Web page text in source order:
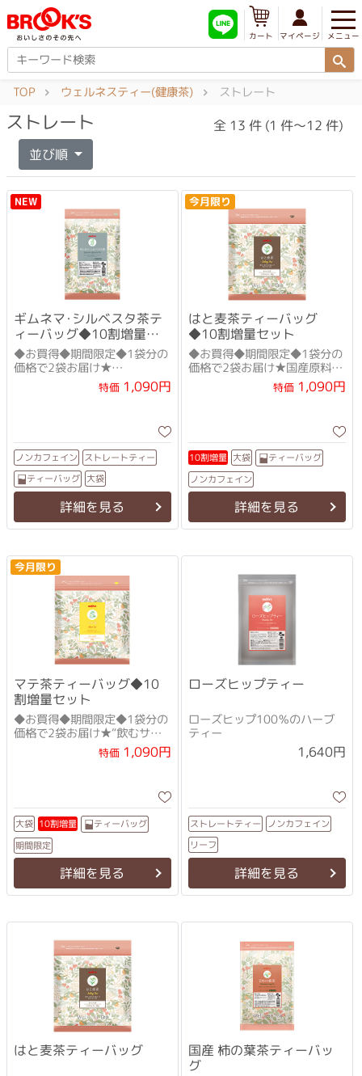
メニュー
マイページ
カート
TOP ウェルネスティー(健康茶) ストレート
ストレート 全 13 件 (1 件～12 件)
並び順
NEW
ギムネマ･シルベスタ茶テ
ィーバッグ◆10割増量セ
ット
◆お買得◆期間限定◆1袋分の
価格で2袋お届け★
「グルマール（糖を壊すも
の）」の異名を持つ古代
特価1,090円
ノンカフェイン ストレートティー
ティーバッグ 大袋
詳細を見る
今月限り
はと麦茶ティーバッグ
◆10割増量セット
◆お買得◆期間限定◆1袋分の
価格で2袋お届け★国産原料に
リニューアル！★特価1,090円
10割増量 大袋 ティーバッグ
ノンカフェイン
詳細を見る
今月限り
マテ茶ティーバッグ◆10
割増量セット
◆お買得◆期間限定◆1袋分の
価格で2袋お届け★“飲むサラ
ダ”で元気にキ・レ・イ！
特価1,090円
大袋 10割増量 ティーバッグ
期間限定
詳細を見る
ローズヒップティー
ローズヒップ100％のハーブ
ティー
1,640円
ストレートティー ノンカフェイン
リーフ
詳細を見る
はと麦茶ティーバッグ 国産 柿の葉茶ティーバッ
グ